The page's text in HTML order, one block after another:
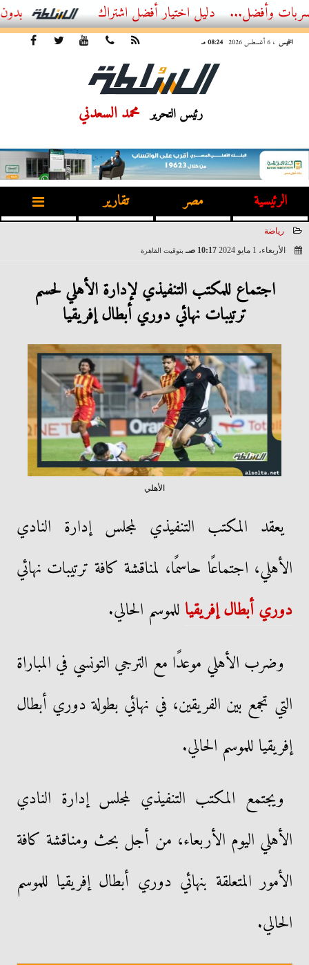
أفضل اشتراك IPTV بدون تقطيع 2026 – دليل المشاهد العصري
الخميس ، 6 أغسطس 2026 08:24 مـ
رئيس التحرير محمد السعدني
الرئيسية مصر تقارير
رياضة
الأربعاء، 1 مايو 2024
10:17 صـ بتوقيت القاهرة
اجتماع للمكتب التنفيذي لإدارة الأهلي لحسم
ترتيبات نهائي دوري أبطال إفريقيا
الأهلي
يعقد المكتب التنفيذي لمجلس إدارة النادي
الأهلي، اجتماعًا حاسمًا، لمناقشة كافة ترتيبات نهائي
دوري أبطال إفريقيا للموسم الحالي.
وضرب الأهلي موعدًا مع الترجي التونسي في المباراة
التي تجمع بين الفريقين، في نهائي بطولة دوري أبطال
إفريقيا للموسم الحالي.
ويجتمع المكتب التنفيذي لمجلس إدارة النادي
الأهلي اليوم الأربعاء، من أجل بحث ومناقشة كافة
الأمور المتعلقة بنهائي دوري أبطال إفريقيا للموسم
الحالي.